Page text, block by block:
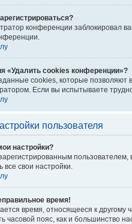
конференции заблокировал
«Удалить cookies конференции»?
cookies, которые позволяют
Если вы испытываете
пользователя
настройки?
свои настройки.
время!
время, относящееся к другому
часовой пояс, как и большинство